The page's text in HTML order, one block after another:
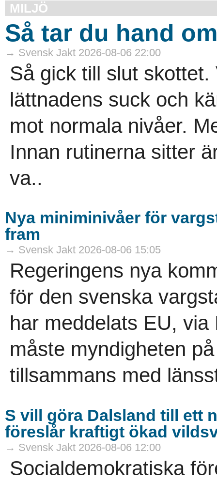
MILJÖ
Så tar du hand
→ Svensk Jakt 2026-08-06 22:00
Så gick till slut
lättnadens suck och
mot normala nivåer.
Innan rutinerna sitter
va..
Nya miniminivåer för
fram
→ Svensk Jakt 2026-08-06 15:05
Regeringens nya
för den svenska
har meddelats EU,
måste myndigheten
tillsammans med
S vill göra Dalsland till ett
föreslår kraftigt ökad
→ Svensk Jakt 2026-08-06 12:00
Socialdemokratiska